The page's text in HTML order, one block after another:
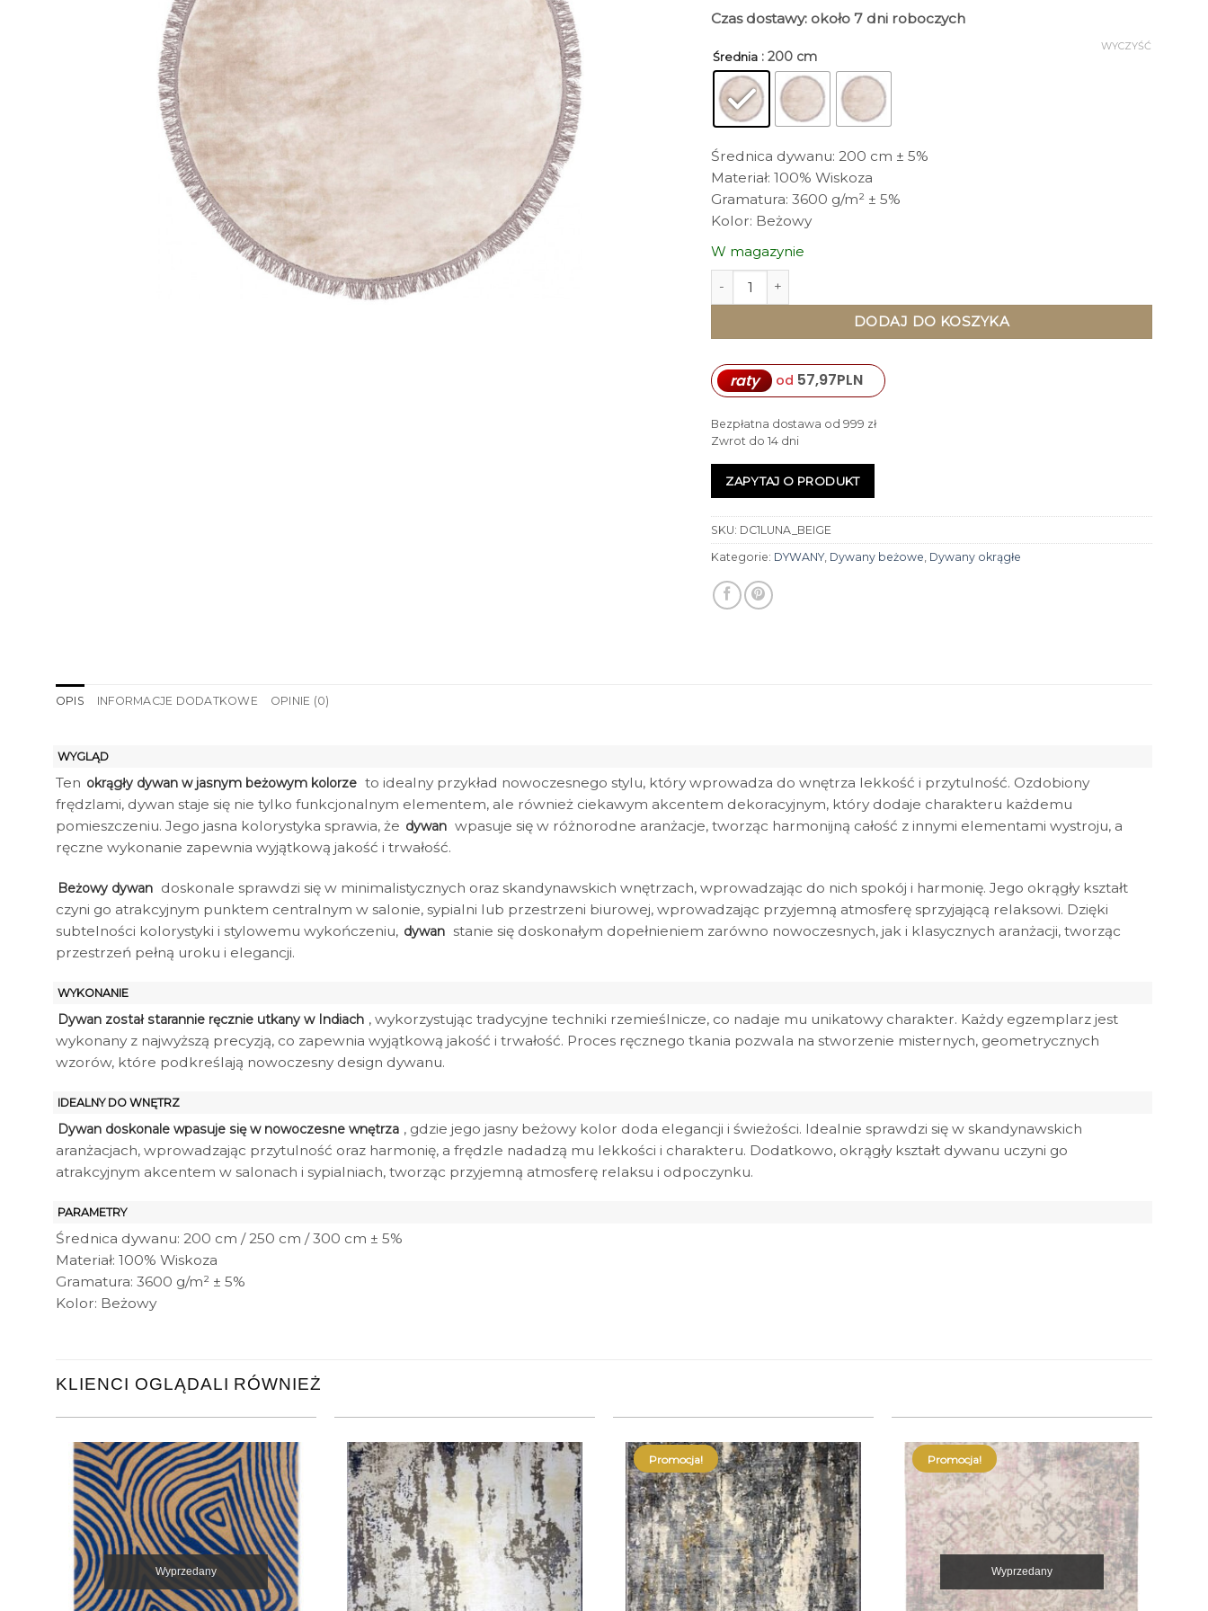
Czas dostawy: około 7 dni roboczych
Średnia : 200 cm
WYCZYŚĆ
Średnica dywanu: 200 cm ± 5%
Materiał: 100% Wiskoza
Gramatura: 3600 g/m² ± 5%
Kolor: Beżowy
W magazynie
ilość DYWAN okrągły z frędzlami, jasny, beżowy kolor, nowoczesny styl
DODAJ DO KOSZYKA
raty od 57,97PLN
Bezpłatna dostawa od 999 zł
Zwrot do 14 dni
ZAPYTAJ O PRODUKT
SKU: DC1LUNA_BEIGE
Kategorie: DYWANY, Dywany beżowe Dywany okrągłe
OPIS INFORMACJE DODATKOWE OPINIE (0)
WYGLĄD
Ten okrągły dywan w jasnym beżowym kolorze to idealny przykład nowoczesnego stylu, który wprowadza do wnętrza lekkość i przytulność. Ozdobiony
frędzlami, dywan staje się nie tylko funkcjonalnym elementem, ale również ciekawym akcentem dekoracyjnym, który dodaje charakteru każdemu
pomieszczeniu. Jego jasna kolorystyka sprawia, że dywan wpasuje się w różnorodne aranżacje, tworząc harmonijną całość z innymi elementami wystroju, a
ręczne wykonanie zapewnia wyjątkową jakość i trwałość.
Beżowy dywan doskonale sprawdzi się w minimalistycznych oraz skandynawskich wnętrzach, wprowadzając do nich spokój i harmonię. Jego okrągły kształt
czyni go atrakcyjnym punktem centralnym w salonie, sypialni lub przestrzeni biurowej, wprowadzając przyjemną atmosferę sprzyjającą relaksowi. Dzięki
subtelności kolorystyki i stylowemu wykończeniu, dywan stanie się doskonałym dopełnieniem zarówno nowoczesnych, jak i klasycznych aranżacji, tworząc
przestrzeń pełną uroku i elegancji.
WYKONANIE
Dywan został starannie ręcznie utkany w Indiach , wykorzystując tradycyjne techniki rzemieślnicze, co nadaje mu unikatowy charakter. Każdy egzemplarz jest
wykonany z najwyższą precyzją, co zapewnia wyjątkową jakość i trwałość. Proces ręcznego tkania pozwala na stworzenie misternych, geometrycznych
wzorów, które podkreślają nowoczesny design dywanu.
IDEALNY DO WNĘTRZ
Dywan doskonale wpasuje się w nowoczesne wnętrza , gdzie jego jasny beżowy kolor doda elegancji i świeżości. Idealnie sprawdzi się w skandynawskich
aranżacjach, wprowadzając przytulność oraz harmonię, a frędzle nadadzą mu lekkości i charakteru. Dodatkowo, okrągły kształt dywanu uczyni go
atrakcyjnym akcentem w salonach i sypialniach, tworząc przyjemną atmosferę relaksu i odpoczynku.
PARAMETRY
Średnica dywanu: 200 cm / 250 cm / 300 cm ± 5%
Materiał: 100% Wiskoza
Gramatura: 3600 g/m² ± 5%
Kolor: Beżowy
KLIENCI OGLĄDALI RÓWNIEŻ
Wyprzedany
Promocja! Promocja!
Wyprzedany